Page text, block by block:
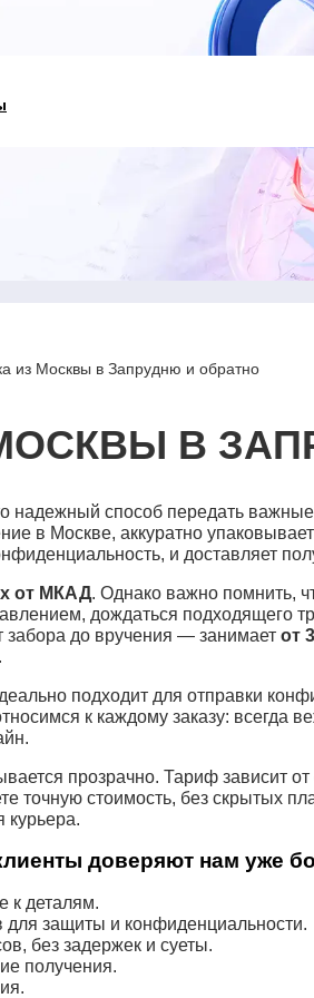
из Москвы в Запрудню и обратно
В
надежный способ передать
в Москве, аккуратно
и доставляет
от МКАД. Однако важно помнить,
дождаться подходящего
до вручения — занимает от
подходит для отправки
к каждому заказу: всегда
прозрачно. Тариф зависит
точную стоимость, без скрытых
курьера.
доверяют нам уже
к деталям.
для защиты и конфиденциальности.
без задержек и суеты.
получения.